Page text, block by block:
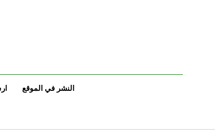
النشر في الموقع